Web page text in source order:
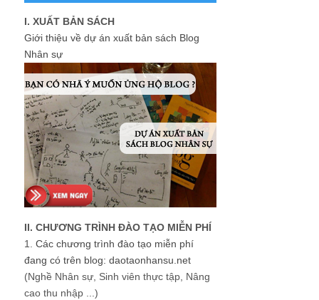
I. XUẤT BẢN SÁCH
Giới thiệu về dự án xuất bản sách Blog
Nhân sự
II. CHƯƠNG TRÌNH ĐÀO TẠO MIỄN PHÍ
1. Các chương trình đào tạo miễn phí
đang có trên blog: daotaonhansu.net
(Nghề Nhân sự, Sinh viên thực tập, Nâng
cao thu nhập ...)